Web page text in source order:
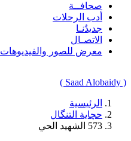
صحافــة
أدب الرحلات
جديدُنـا
الاتصـال
معرض للصور والفيديوهات
( Saad Alobaidy )
الرئيسية
حچاية التنگال
573 الشهيد الحي